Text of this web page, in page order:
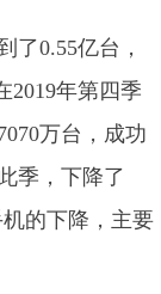
了0.55亿台，
2019年第四季
万台，成功
季，下降了
的下降，主要